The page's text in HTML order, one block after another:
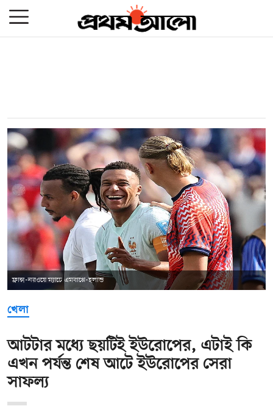
ফ্রান্স-নরওয়ে ম্যাচে এমবাপ্পে-হলান্ড
খেলা
আটটার মধ্যে ছয়টিই ইউরোপের, এটাই কি
এখন পর্যন্ত শেষ আটে ইউরোপের সেরা
সাফল্য